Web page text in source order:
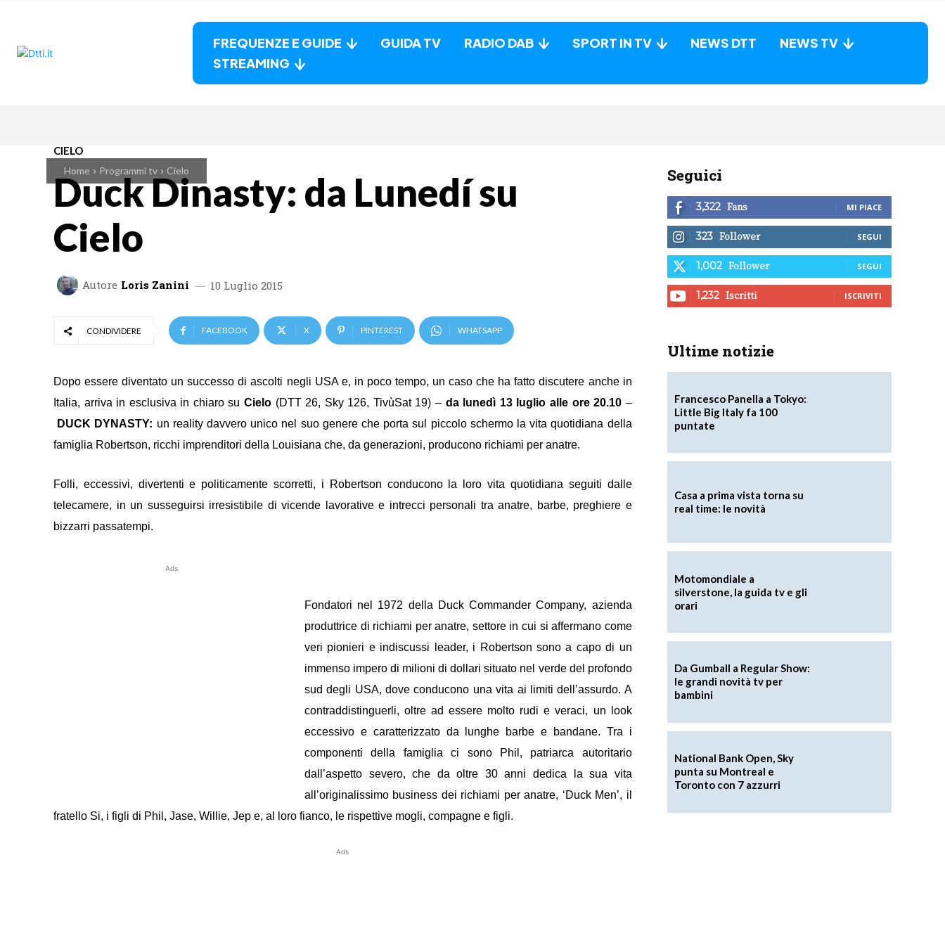
FREQUENZE E GUIDE GUIDA TV RADIO DAB SPORT IN TV NEWS DTT
NEWS TV
STREAMING
Home Programmi tv Cielo
CIELO
Duck Dinasty: da Lunedí su
Cielo
Autore Loris Zanini 10 Luglio 2015
CONDIVIDERE FACEBOOK X PINTEREST WHATSAPP
Dopo essere diventato un successo di ascolti negli USA e, in poco tempo, un caso che ha fatto discutere anche in
Italia, arriva in esclusiva in chiaro suCielo (DTT 26, Sky 126, TivùSat 19) – da lunedì 13 luglio alle ore 20.10 –
DUCK DYNASTY: un reality davvero unico nel suo genere che porta sul piccolo schermo la vita quotidiana della
famiglia Robertson, ricchi imprenditori della Louisiana che, da generazioni, producono richiami per anatre.
Folli, eccessivi, divertenti e politicamente scorretti, i Robertson conducono la loro vita quotidiana seguiti dalle
telecamere, in un susseguirsi irresistibile di vicende lavorative e intrecci personali tra anatre, barbe, preghiere e
bizzarri passatempi.
Ads
Fondatori nel 1972 della Duck Commander Company, azienda
produttrice di richiami per anatre, settore in cui si affermano come
veri pionieri e indiscussi leader, i Robertson sono a capo di un
immenso impero di milioni di dollari situato nel verde del profondo
sud degli USA, dove conducono una vita ai limiti dell’assurdo. A
contraddistinguerli, oltre ad essere molto rudi e veraci, un look
eccessivo e caratterizzato da lunghe barbe e bandane. Tra i
componenti della famiglia ci sono Phil, patriarca autoritario
dall’aspetto severo, che da oltre 30 anni dedica la sua vita
all’originalissimo business dei richiami per anatre, ‘Duck Men’, il
fratello Si, i figli di Phil, Jase, Willie, Jep e, al loro fianco, le rispettive mogli, compagne e figli.
Ads
Seguici
3,322 Fans MI PIACE
323 Follower SEGUI
1,002 Follower SEGUI
1,232 Iscritti ISCRIVITI
Ultime notizie
Francesco Panella a Tokyo:
Little Big Italy fa 100
puntate
Casa a prima vista torna su
real time: le novità
Motomondiale a
silverstone, la guida tv e gli
orari
Da Gumball a Regular Show:
le grandi novità tv per
bambini
National Bank Open, Sky
punta su Montreal e
Toronto con 7 azzurri